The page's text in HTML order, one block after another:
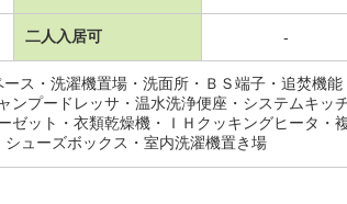
二人入居可 -
ス・洗濯機置場・洗面所・ＢＳ端子・追焚機能
ンプードレッサ・温水洗浄便座・システムキッ
ゼット・衣類乾燥機・ＩＨクッキングヒータ・
ューズボックス・室内洗濯機置き場